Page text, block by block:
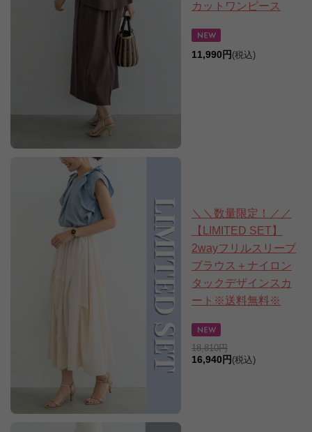
カットワンピース
11,990円 (税込)
＼＼数量限定！／／
【LIMITED SET】
2wayフリルスリーブ
ブラウス＋ナイロン
タックデザインスカ
ート※送料無料※
18,810円
16,940円 (税込)